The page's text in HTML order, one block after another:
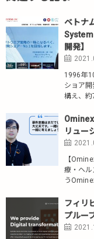
ベトナ
開発】
1996年
ショア
構え、
リュー
【
療・ヘ
う
フィリ
プルー